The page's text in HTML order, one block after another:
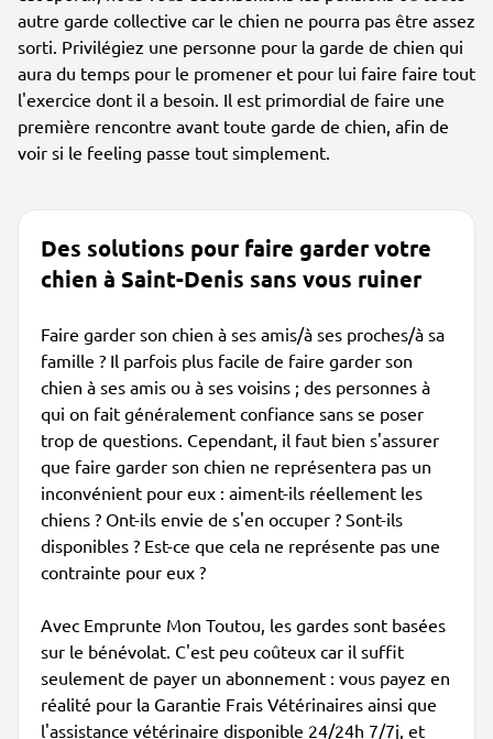
autre garde collective car le chien ne pourra pas être assez
sorti. Privilégiez une personne pour la garde de chien qui
aura du temps pour le promener et pour lui faire faire tout
l'exercice dont il a besoin. Il est primordial de faire une
première rencontre avant toute garde de chien, afin de
voir si le feeling passe tout simplement.
Des solutions pour faire garder votre
chien à Saint-Denis sans vous ruiner
Faire garder son chien à ses amis/à ses proches/à sa
famille ? Il parfois plus facile de faire garder son
chien à ses amis ou à ses voisins ; des personnes à
qui on fait généralement confiance sans se poser
trop de questions. Cependant, il faut bien s'assurer
que faire garder son chien ne représentera pas un
inconvénient pour eux : aiment-ils réellement les
chiens ? Ont-ils envie de s'en occuper ? Sont-ils
disponibles ? Est-ce que cela ne représente pas une
contrainte pour eux ?
Avec Emprunte Mon Toutou, les gardes sont basées
sur le bénévolat. C'est peu coûteux car il suffit
seulement de payer un abonnement : vous payez en
réalité pour la Garantie Frais Vétérinaires ainsi que
l'assistance vétérinaire disponible 24/24h 7/7j, et